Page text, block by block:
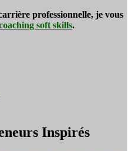
professionnelle, je vous
soft skills.
Inspirés